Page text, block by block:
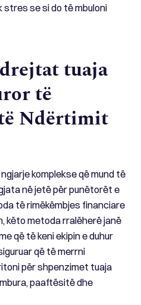
stres se si do të mbuloni
tuaja
të
Ndërtimit
komplekse që mund të
në jetë për punëtorët e
të rimëkëmbjes financiare
këto metoda rralëherë janë
që të keni ekipin e duhur
që të merrni
për shpenzimet tuaja
paaftësitë dhe